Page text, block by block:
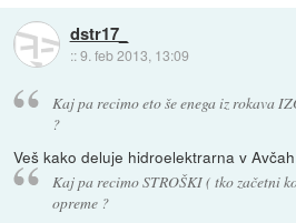
dstr17_
::9. feb 2013, 13:09
Kaj pa recimo eto še enega iz rokava
?
Veš kako deluje hidroelektrarna v
Kaj pa recimo STROŠKI ( tko začetni
opreme ?